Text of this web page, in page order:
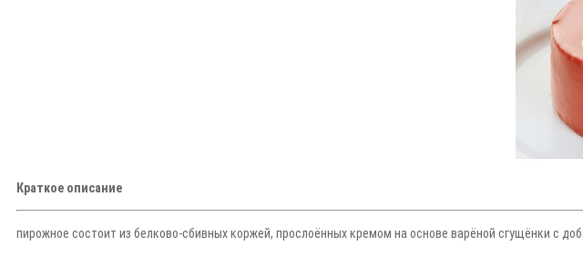
Краткое описание
пирожное состоит из белково-сбивных коржей, прослоённых кремом на основе варёной сгущёнки с